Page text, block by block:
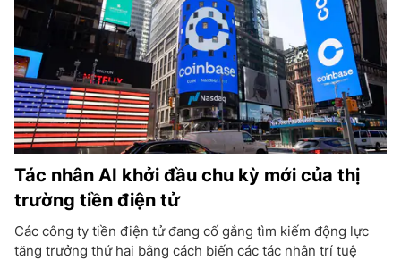
Tác nhân AI khởi đầu chu kỳ mới của thị
trường tiền điện tử
Các công ty tiền điện tử đang cố gắng tìm kiếm động lực
tăng trưởng thứ hai bằng cách biến các tác nhân trí tuệ